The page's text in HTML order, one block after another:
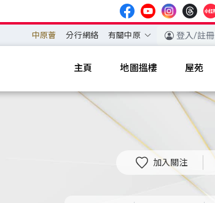
中原薈 分行網絡 有關中原 登入/註冊
主頁 地圖搵樓 屋苑
加入關注